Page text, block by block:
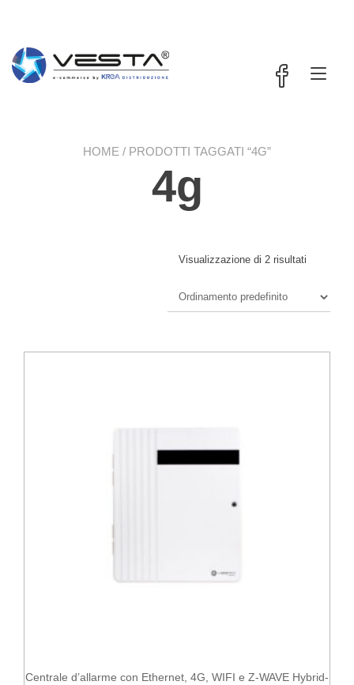
HOME / PRODOTTI TAGGATI “4G”
4g
Visualizzazione di 2 risultati
Centrale d’allarme con Ethernet, 4G, WIFI e Z-WAVE Hybrid-